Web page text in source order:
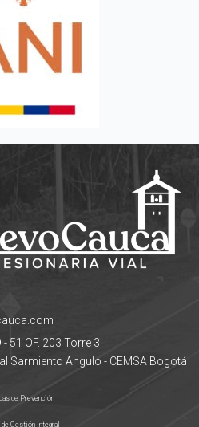
- 51 OF. 203 Torre 3
Sarmiento Angulo - CEMSA Bogotá
de Prevención
Gestión Integral